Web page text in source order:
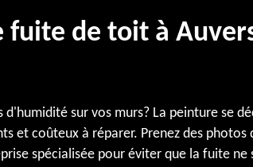
fuite de toit à
d'humidité sur vos murs? La peinture se
et coûteux à réparer. Prenez des
spécialisée pour éviter que la fuite